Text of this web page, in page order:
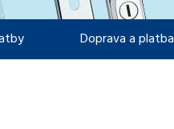
Doprava a platba